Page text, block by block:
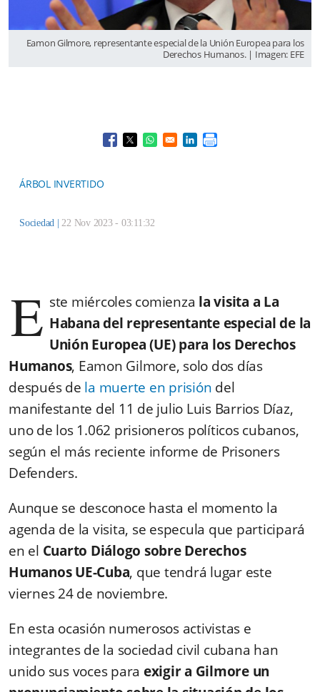
Eamon Gilmore, representante especial de la Unión Europea para los
Derechos Humanos. | Imagen: EFE
Opens in a new window
Opens in a new window
Opens in a new window
Opens in a new window
ÁRBOL INVERTIDO
Sociedad | 22 Nov 2023 - 03:11:32
E ste miércoles comienza la visita a La
Habana del representante especial de la
Unión Europea (UE) para los Derechos
Humanos, Eamon Gilmore, solo dos días
después de la muerte en prisión del
manifestante del 11 de julio Luis Barrios Díaz,
uno de los 1.062 prisioneros políticos cubanos,
según el más reciente informe de Prisoners
Defenders.
Aunque se desconoce hasta el momento la
agenda de la visita, se especula que participará
en el Cuarto Diálogo sobre Derechos
Humanos UE-Cuba, que tendrá lugar este
viernes 24 de noviembre.
En esta ocasión numerosos activistas e
integrantes de la sociedad civil cubana han
unido sus voces para exigir a Gilmore un